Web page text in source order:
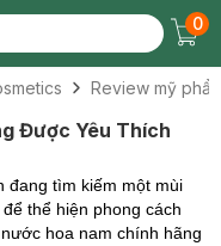
0
Review mỹ
Được Yêu Thích
đang tìm kiếm một mùi
thể hiện phong cách
hoa nam chính hãng